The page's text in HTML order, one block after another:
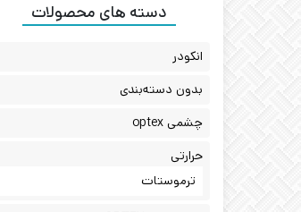
دسته های محصولات
انکودر
بدون دسته‌بندی
چشمی optex
حرارتی
ترموستات